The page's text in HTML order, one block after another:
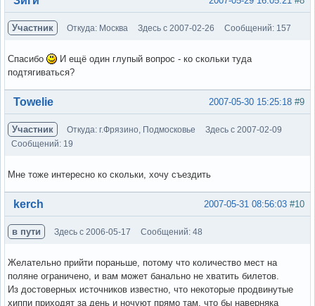
Участник Откуда: Москва Здесь с 2007-02-26 Сообщений: 157
Спасибо
И ещё один глупый вопрос - ко скольки туда
подтягиваться?
Вне форума #9
2007-05-30 15:25:18
Towelie
Участник Откуда: г.Фрязино, Подмосковье
Здесь с 2007-02-09
Сообщений: 19
Мне тоже интересно ко скольки, хочу съездить
Вне форума #10
2007-05-31 08:56:03
kerch
в пути Здесь с 2006-05-17 Сообщений: 48
Желательно прийти пораньше, потому что количество мест на
поляне ограничено, и вам может банально не хватить билетов.
Из достоверных источников известно, что некоторые продвинутые
хиппи приходят за день и ночуют прямо там, что бы наверняка